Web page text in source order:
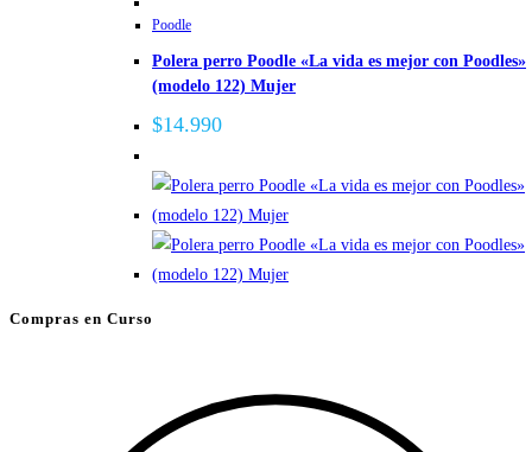
Poodle
Polera perro Poodle «La vida es mejor con Poodles»
(modelo 122) Mujer
$14.990
Compras en Curso